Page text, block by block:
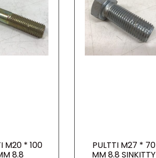
M20 * 100
8.8
PULTTI M27 * 70
MM 8.8 SINKITTY